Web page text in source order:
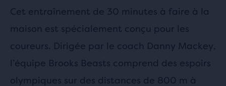
Cet entraînement de 30 minutes à faire à la
maison est spécialement conçu pour les
coureurs. Dirigée par le coach Danny Mackey,
l’équipe Brooks Beasts comprend des espoirs
olympiques sur des distances de 800 m à